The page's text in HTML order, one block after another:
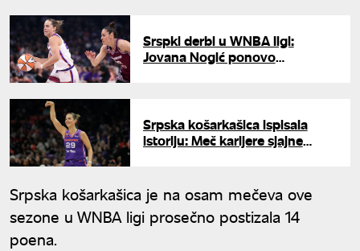
Srspki derbi u WNBA ligi:
Jovana Nogić ponovo
Srpska košarkašica ispisala
istoriju: Meč karijere sjajne
Srpska košarkašica je na osam mečeva ove
sezone u WNBA ligi prosečno postizala 14
poena.